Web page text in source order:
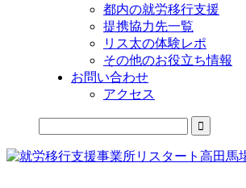
都内の就労移行支援
提携協力先一覧
リス太の体験レポ
その他のお役立ち情報
お問い合わせ
アクセス